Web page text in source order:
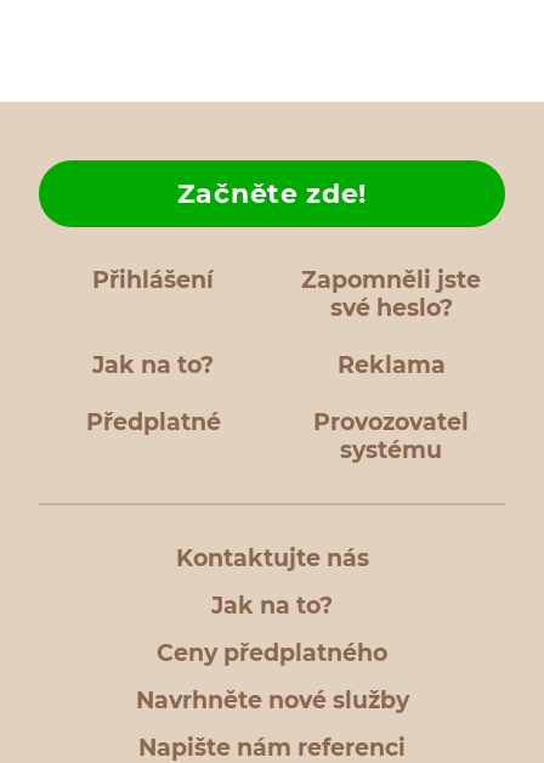
Přihlášení
Zapomněli jste
své heslo?
Jak na to?
Začněte zde!
Reklama
Předplatné
Provozovatel
systému
Kontaktujte nás
Jak na to?
Ceny předplatného
Navrhněte nové služby
Napište nám referenci